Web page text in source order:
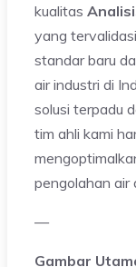
kualitas
yang
standar baru
air industri di
solusi terpadu
tim ahli kami
pengolahan air
—
Gambar